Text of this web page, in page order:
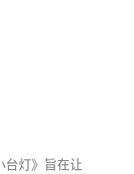
灯》旨在让